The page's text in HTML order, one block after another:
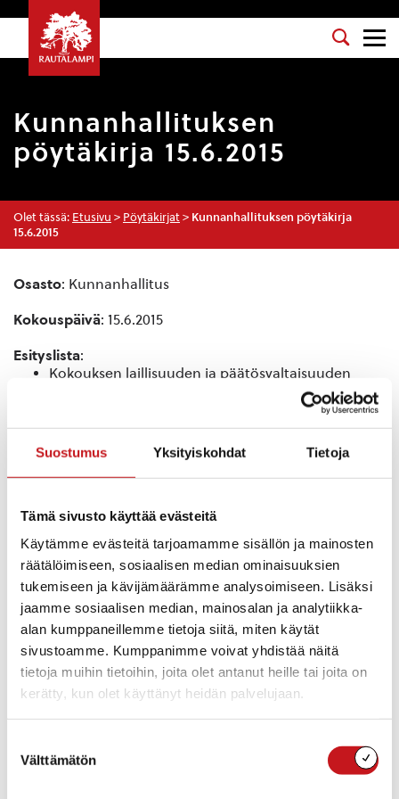
Suostumus Yksityiskohdat Tietoja
Tämä sivusto käyttää evästeitä
Käytämme evästeitä tarjoamamme sisällön ja mainosten
räätälöimiseen, sosiaalisen median ominaisuuksien
tukemiseen ja kävijämäärämme analysoimiseen. Lisäksi
jaamme sosiaalisen median, mainosalan ja analytiikka-
alan kumppaneillemme tietoja siitä, miten käytät
sivustoamme. Kumppanimme voivat yhdistää näitä
tietoja muihin tietoihin, joita olet antanut heille tai joita on
kerätty, kun olet käyttänyt heidän palvelujaan.
valinta
Välttämätön
Kunnanhallituksen
pöytäkirja 15.6.2015
Olet tässä: Etusivu > Pöytäkirjat > Kunnanhallituksen pöytäkirja
15.6.2015
Osasto: Kunnanhallitus
Kokouspäivä: 15.6.2015
Esityslista:
Kokouksen laillisuuden ja päätösvaltaisuuden
Kokouksen työjärjestyksen hyväksyminen
Vuokrasopimus / Soisalon Työterveys
Kehittämisyhdistys Mansikka ry:n
ennakkomaksuvelan käyttäminen yhdistyksen
Kehittämisyhdistys Mansikka ry:n ja Rautalammin
Ilmoitusasiat
Sisä-Savon seutuyhtymän tilinpäätöksen 2014
hyväksyminen
Täyttöluvan myöntäminen vapaa-ajansihteerin
opintovapaan ajaksi
Lassilankulman tilan myynti Rautalammin
Rakennus Oy:lle rivitalon rakentamista varten
Konnekosken entisöinti ja kosken ohittavan
pienvenekanavan suun-nittelu ja rakentaminen
Rautalammin kunnan ja Rautalammin Pestuut –
markkinoita järjestävän seurayhtymän välinen